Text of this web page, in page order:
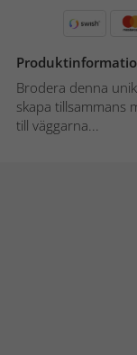
Brodera denna
skapa tillsammans
till väggarna...